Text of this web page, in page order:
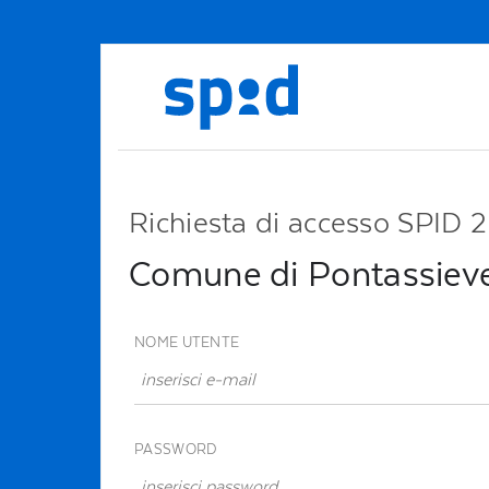
Richiesta di accesso SPID
Comune di
NOME UTENTE
PASSWORD